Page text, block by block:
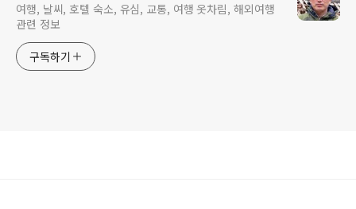
여행, 날씨, 호텔 숙소, 유심, 교통, 여행 옷차림, 해외여행
관련 정보
구독하기